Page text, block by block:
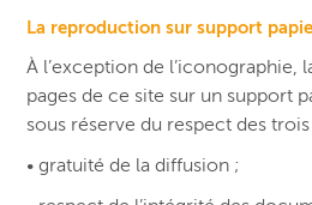
La reproduction sur support
À l’exception de l’iconographie,
pages de ce site sur un support
sous réserve du respect des
• gratuité de la diffusion ;